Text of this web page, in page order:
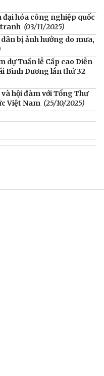
hóa công nghiệp quốc
tranh (03/11/2025)
bị ảnh hưởng do mưa,
dự Tuần lễ Cấp cao Diễn
Bình Dương lần thứ 32
hội đàm với Tổng Thư
Việt Nam (25/10/2025)